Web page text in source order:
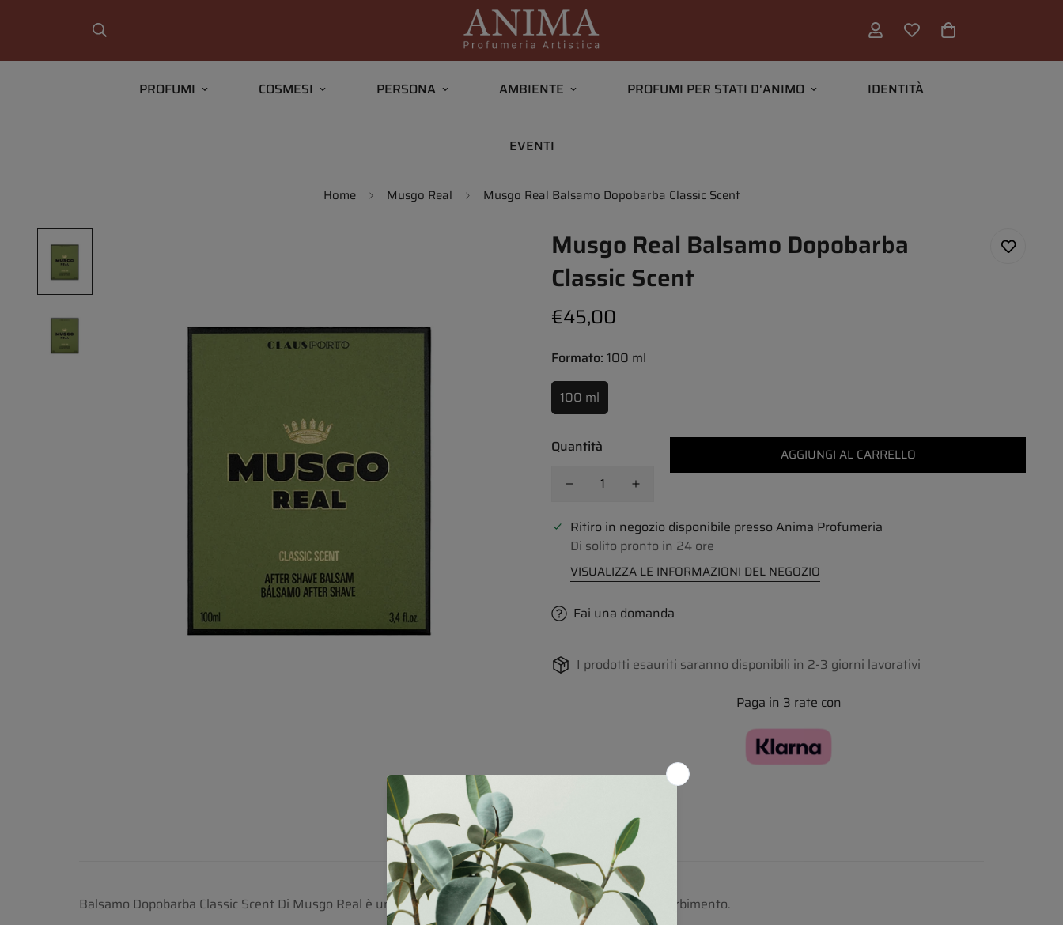
PROFUMI COSMESI PERSONA AMBIENTE PROFUMI PER STATI D'ANIMO IDENTITÀ
EVENTI
Home Musgo Real Musgo Real Balsamo Dopobarba Classic Scent
Musgo Real Balsamo Dopobarba
Classic Scent
Prezzo
regolare
€45,00
Formato: 100 ml
100 ml
Quantità AGGIUNGI AL CARRELLO
Ritiro in negozio disponibile presso Anima Profumeria
Di solito pronto in 24 ore
VISUALIZZA LE INFORMAZIONI DEL NEGOZIO
Fai una domanda
I prodotti esauriti saranno disponibili in 2-3 giorni lavorativi
Paga in 3 rate con
DescrizioneRecensioni
Balsamo Dopobarba Classic Scent Di Musgo Real è un Balsamo dopo barba Classic Scent, a rapido assorbimento.